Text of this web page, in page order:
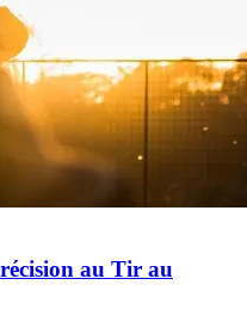
au Tir au